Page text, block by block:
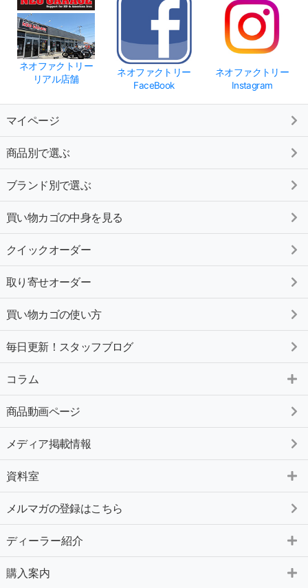
ネオファクトリー
リアル店舗
ネオファクトリー
FaceBook
ネオファクトリー
Instagram
マイページ
商品別で選ぶ
ブランド別で選ぶ
買い物カゴの中身を見る
クイックオーダー
取り寄せオーダー
買い物カゴの使い方
毎日更新！スタッフブログ
コラム
商品動画ページ
メディア掲載情報
資料室
メルマガの登録はこちら
ディーラー紹介
購入案内